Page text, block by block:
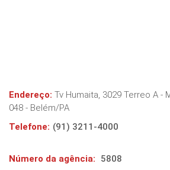
Endereço: Tv Humaita, 3029 Terreo A -
048 - Belém/PA
Telefone: (91) 3211-4000
Número da agência:
5808